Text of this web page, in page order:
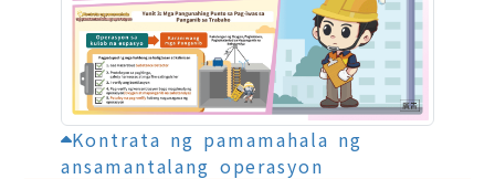
Kontrata ng pamamahala ng
ansamantalang operasyon